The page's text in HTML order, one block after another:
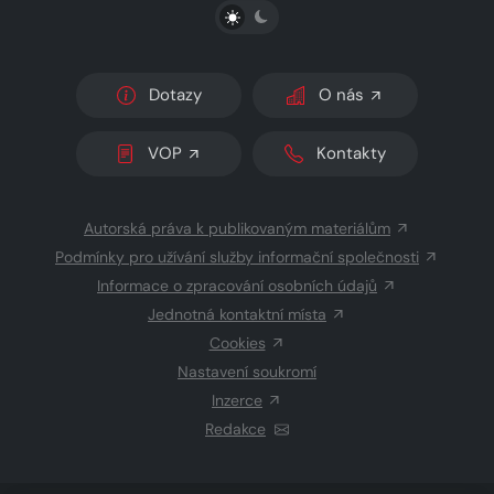
PŘEPNOUT SVĚTLÝ/TMAVÝ REŽIM
Dotazy O nás
VOP Kontakty
Autorská práva k publikovaným materiálům
Podmínky pro užívání služby informační společnosti
Informace o zpracování osobních údajů
Jednotná kontaktní místa
Cookies
Nastavení soukromí
Inzerce
Redakce